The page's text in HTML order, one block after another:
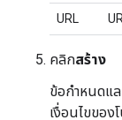
URL
คลิกสร้าง
ข้อกำหนดแล
เงื่อนไขของ